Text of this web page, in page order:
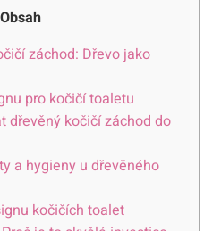
Obsah
záchod: Dřevo jako
pro kočičí toaletu
dřevěný kočičí záchod do
a hygieny u dřevěného
kočičích toalet